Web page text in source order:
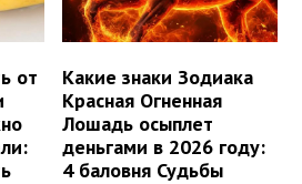
от
Какие знаки Зодиака
Красная Огненная
Лошадь осыплет
деньгами в 2026 году:
4 баловня Судьбы